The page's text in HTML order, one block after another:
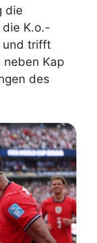
die
K.o.-
und trifft
Kap
des